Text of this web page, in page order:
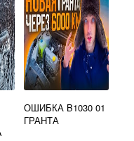
ОШИБКА B1030 01
ГРАНТА